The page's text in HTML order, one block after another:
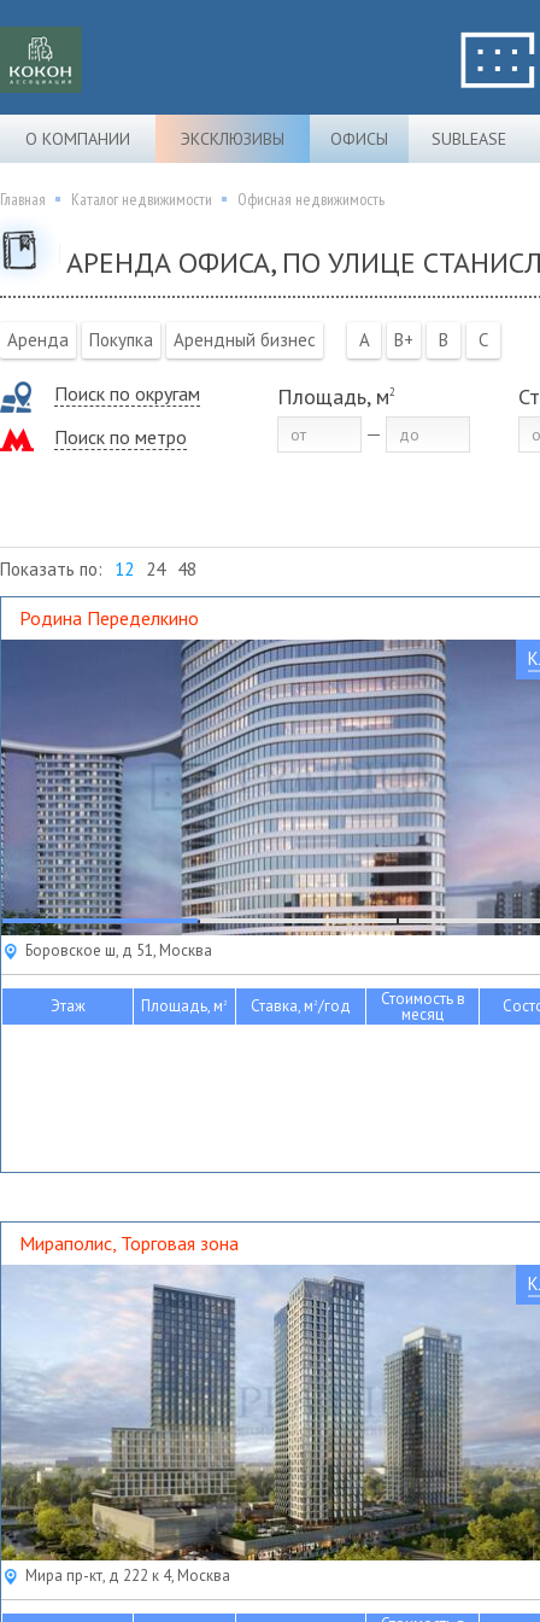
О КОМПАНИИ ЭКСКЛЮЗИВЫ ОФИСЫ SUBLEASE
Главная Каталог недвижимости Офисная недвижимость
АРЕНДА ОФИСА, ПО УЛИЦЕ
Аренда Покупка Арендный бизнес A B+ B C
Поиск по округам
Поиск по метро
Площадь, м2
Показать по: 12 24 48
Родина Переделкино
Боровское ш, д 51, Москва
Этаж Площадь, м2 Ставка, м2/год Стоимость в
месяц
Мираполис, Торговая зона
Мира пр-кт, д 222 к 4, Москва